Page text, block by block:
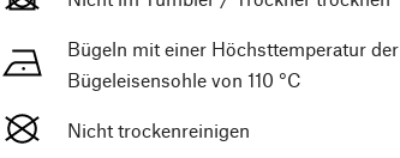
Bügeln mit einer Höchsttemperatur der
Bügeleisensohle von 110 °C
Nicht trockenreinigen